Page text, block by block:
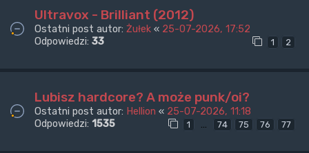
Ultravox - Brilliant (2012)
Ostatni post autor: Żułek « 25-07-2026, 17:52
Odpowiedzi: 33 1 2
Lubisz hardcore? A może punk/oi?
Ostatni post autor: Hellion « 25-07-2026, 11:18
Odpowiedzi: 1535 1 … 74 75 76 77